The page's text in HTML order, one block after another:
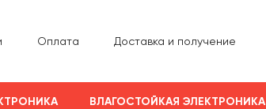
Оплата Доставка и получение
ВЛАГОСТОЙКАЯ ЭЛЕКТРОНИКА